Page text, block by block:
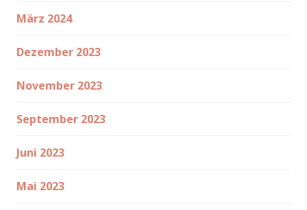
März 2024
Dezember 2023
November 2023
September 2023
Juni 2023
Mai 2023